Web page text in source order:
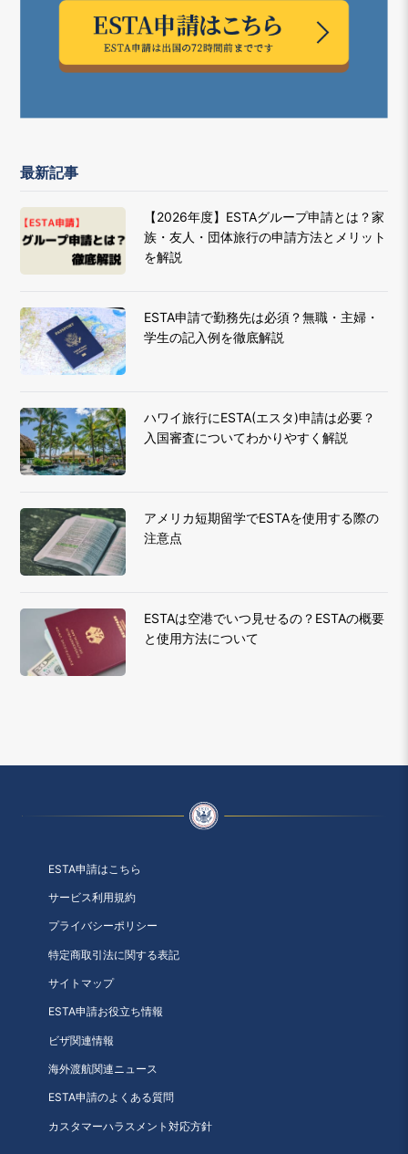
最新記事
【2026年度】ESTAグループ申請とは？家
族・友人・団体旅行の申請方法とメリット
を解説
ESTA申請で勤務先は必須？無職・主婦・
学生の記入例を徹底解説
ハワイ旅行にESTA(エスタ)申請は必要？
入国審査についてわかりやすく解説
アメリカ短期留学でESTAを使用する際の
注意点
ESTAは空港でいつ見せるの？ESTAの概要
と使用方法について
ESTA申請はこちら
サービス利用規約
プライバシーポリシー
特定商取引法に関する表記
サイトマップ
ESTA申請お役立ち情報
ビザ関連情報
海外渡航関連ニュース
ESTA申請のよくある質問
カスタマーハラスメント対応方針